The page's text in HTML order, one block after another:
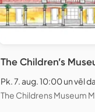
The Children’s
Pk. 7. aug. 10:00 un vēl
The Childrens Museum